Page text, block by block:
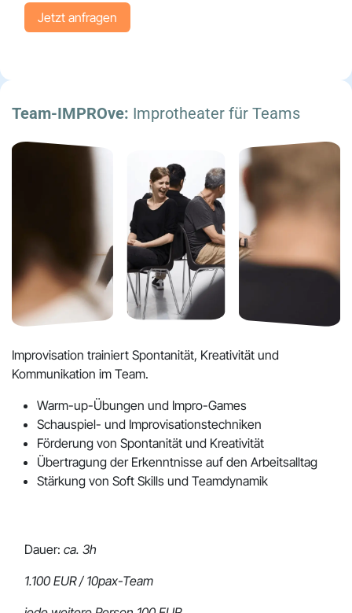
Jetzt anfr​​​​agen
Team-IMPROve: Improtheater für Teams
Improvisation trainiert Spontanität, Kreativität und
Kommunikation im Team.
Warm-up-Übungen und Impro-Games
Schauspiel- und Improvisationstechniken
Förderung von Spontanität und Kreativität
Übertragung der Erkenntnisse auf den Arbeitsalltag
Stärkung von Soft Skills und Teamdynamik
Dauer: ca. 3h
1.100 EUR / 10pax-Team